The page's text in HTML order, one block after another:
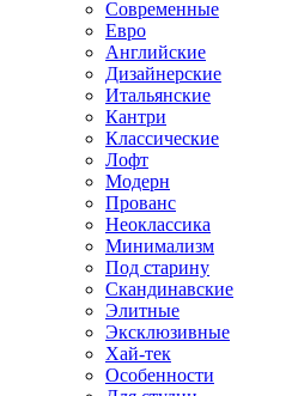
Современные
Евро
Английские
Дизайнерские
Итальянские
Кантри
Классические
Лофт
Модерн
Прованс
Неоклассика
Минимализм
Под старину
Скандинавские
Элитные
Эксклюзивные
Хай-тек
Особенности